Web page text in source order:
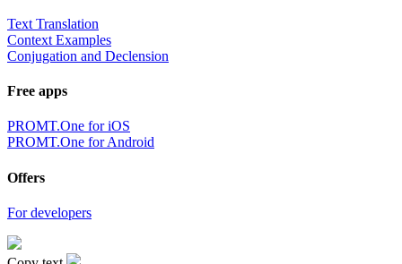
Text Translation
Context Examples
Conjugation and Declension
Free apps
PROMT.One for iOS
PROMT.One for Android
Offers
For developers